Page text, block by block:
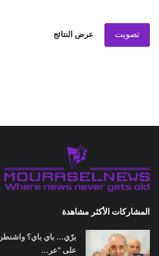
تصويت عرض النتائج
المشاركات الأكثر مشاهدة
برّي... باي باي؟
على "عر...